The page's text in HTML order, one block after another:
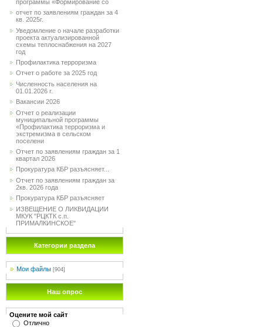
программы «Формирование со
отчет по заявлениям граждан за 4
кв. 2025г.
Уведомление о начале разработки
проекта актуализированной
схемы теплоснабжения на 2027
год
Профилактика терроризма
Отчет о работе за 2025 год
Численность населения на
01.01.2026 г.
Вакансии 2026
Отчет о реализации
муниципальной программы
«Профилактика терроризма и
экстремизма в сельском
поселени
Отчет по заявлениям граждан за 1
квартал 2026
Прокуратура КБР разъясняет...
Отчет по заявлениям граждан за
2кв. 2026 года
Прокуратура КБР разъясняет
ИЗВЕЩЕНИЕ О ЛИКВИДАЦИИ
МКУК "РЦКТК с.п.
ПРИМАЛКИНСКОЕ"
Категории раздела
Мои файлы [904]
Наш опрос
Оцените мой сайт
Отлично